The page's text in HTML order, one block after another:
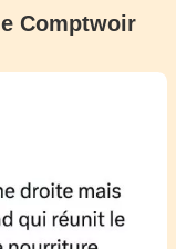
Comptwoir